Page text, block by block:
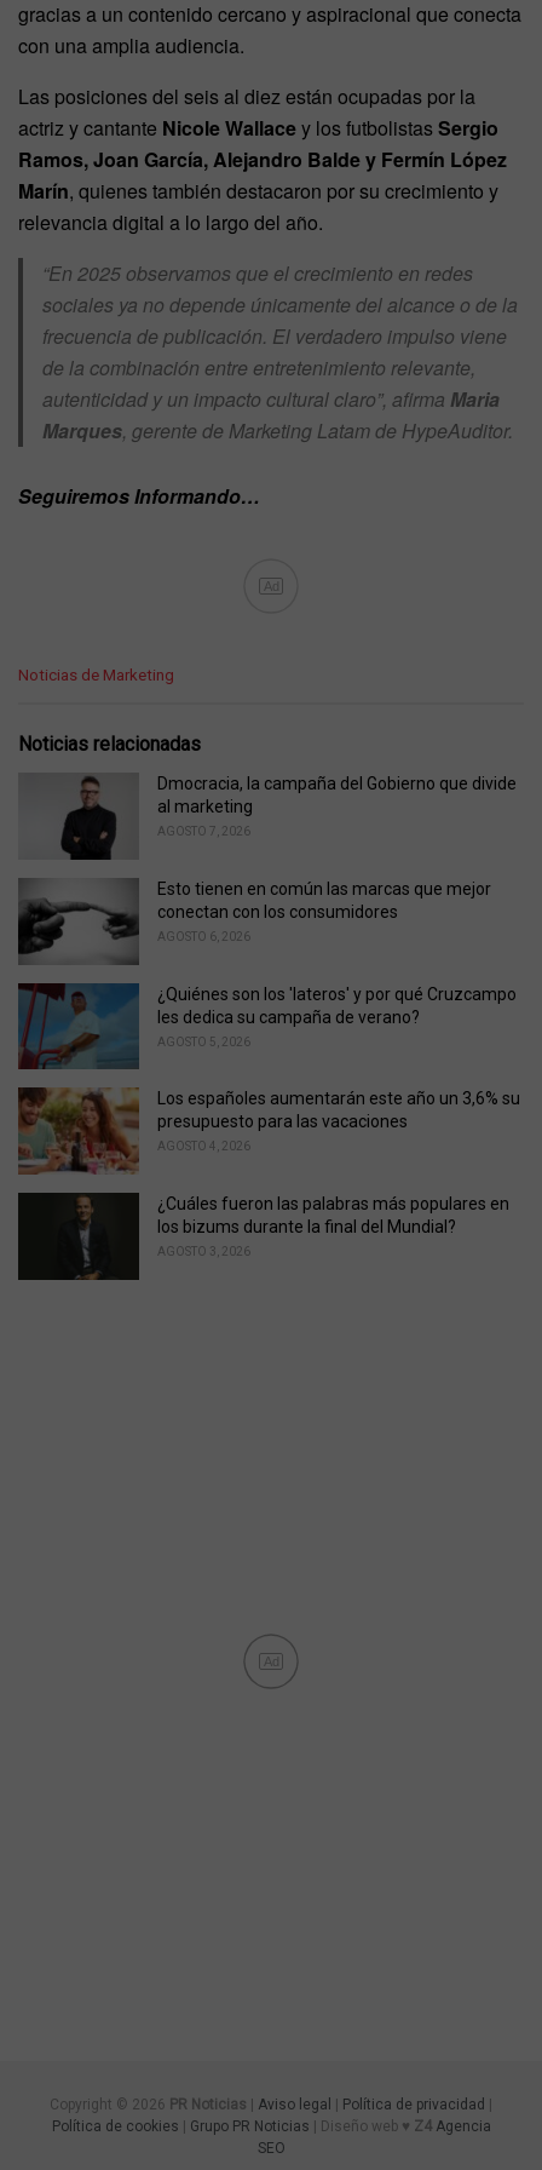
gracias a un contenido cercano y aspiracional que conecta
con una amplia audiencia.
Las posiciones del seis al diez están ocupadas por la
actriz y cantante Nicole Wallacey los futbolistasSergio
Ramos, Joan García, Alejandro Balde y Fermín López
Marín, quienes también destacaron por su crecimiento y
relevancia digital a lo largo del año.
“En 2025 observamos que el crecimiento en redes
sociales ya no depende únicamente del alcance o de la
frecuencia de publicación. El verdadero impulso viene
de la combinación entre entretenimiento relevante,
autenticidad y un impacto cultural claro”, afirma Maria
Marques, gerente de Marketing Latam de HypeAuditor.
Seguiremos Informando…
Ad
C
e
Noticias de Marketing
Noticias relacionadas
Dmocracia, la campaña del Gobierno que divide
al marketing
AGOSTO 7, 2026
Esto tienen en común las marcas que mejor
conectan con los consumidores
AGOSTO 6, 2026
¿Quiénes son los 'lateros' y por qué Cruzcampo
les dedica su campaña de verano?
AGOSTO 5, 2026
Los españoles aumentarán este año un 3,6% su
presupuesto para las vacaciones
AGOSTO 4, 2026
¿Cuáles fueron las palabras más populares en
los bizums durante la final del Mundial?
AGOSTO 3, 2026
Ad
Copyright © 2026 PR Noticias | Aviso legal | Política de privacidad |
Política de cookies | Grupo PR Noticias | Diseño web ♥ Z4 Agencia
SEO